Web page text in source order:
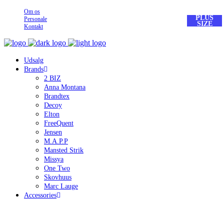
Om os
Personale
Kontakt
Udsalg
Brands
2 BIZ
Anna Montana
Brandtex
Decoy
Elton
FreeQuent
Jensen
M.A.P.P
Mansted Strik
Missya
One Two
Skovhuus
Marc Lauge
Accessories
PLUS
SIZE